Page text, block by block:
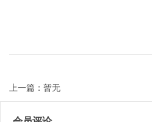
上一篇：暂无